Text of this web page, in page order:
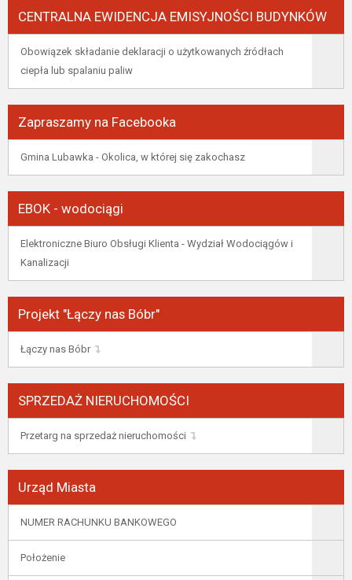
CENTRALNA EWIDENCJA EMISYJNOŚCI BUDYNKÓW
Obowiązek składanie deklaracji o użytkowanych źródłach
ciepła lub spalaniu paliw
Zapraszamy na Facebooka
Gmina Lubawka - Okolica, w której się zakochasz
EBOK - wodociągi
Elektroniczne Biuro Obsługi Klienta - Wydział Wodociągów i
Kanalizacji
Projekt "Łączy nas Bóbr"
Łączy nas Bóbr
SPRZEDAŻ NIERUCHOMOŚCI
Przetarg na sprzedaż nieruchomości
Urząd Miasta
NUMER RACHUNKU BANKOWEGO
Położenie